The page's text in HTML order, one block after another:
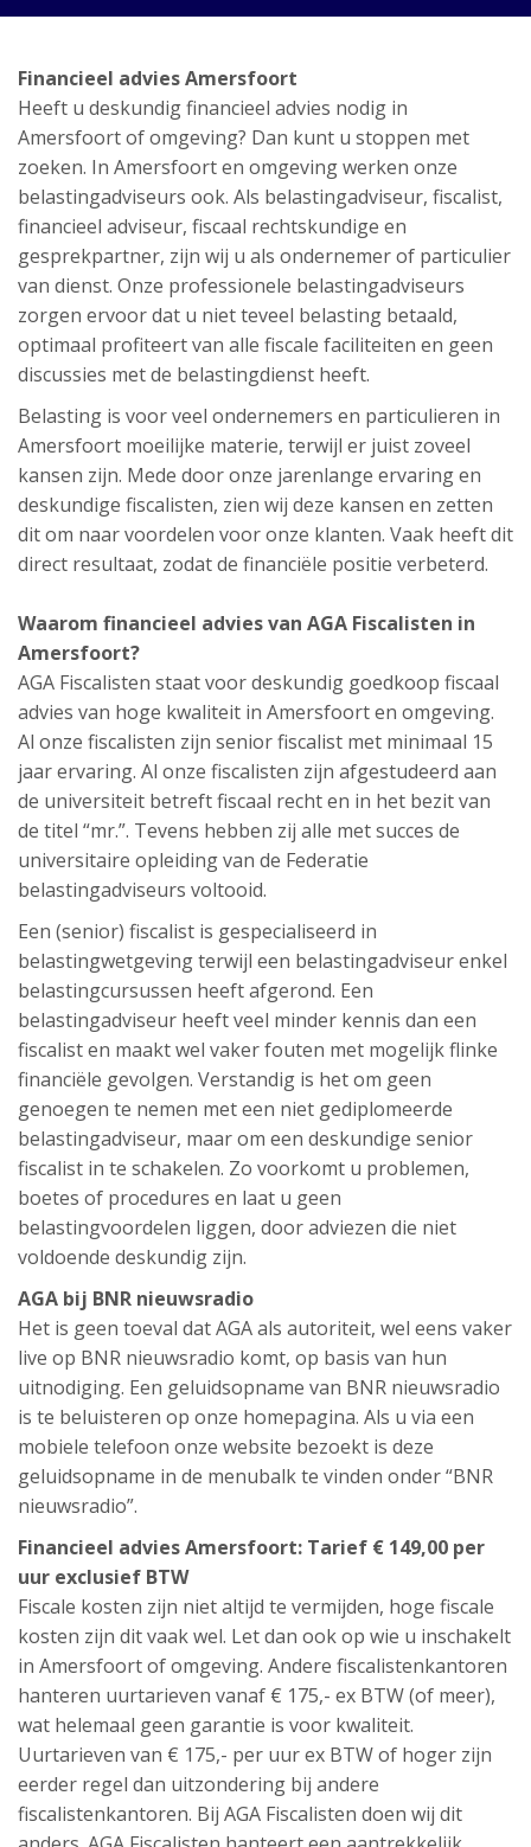
Financieel advies Amersfoort
Heeft u deskundig financieel advies nodig in
Amersfoort of omgeving? Dan kunt u stoppen met
zoeken. In Amersfoort en omgeving werken onze
belastingadviseurs ook. Als belastingadviseur, fiscalist,
financieel adviseur, fiscaal rechtskundige en
gesprekpartner, zijn wij u als ondernemer of particulier
van dienst. Onze professionele belastingadviseurs
zorgen ervoor dat u niet teveel belasting betaald,
optimaal profiteert van alle fiscale faciliteiten en geen
discussies met de belastingdienst heeft.
Belasting is voor veel ondernemers en particulieren in
Amersfoort moeilijke materie, terwijl er juist zoveel
kansen zijn. Mede door onze jarenlange ervaring en
deskundige fiscalisten, zien wij deze kansen en zetten
dit om naar voordelen voor onze klanten. Vaak heeft dit
direct resultaat, zodat de financiële positie verbeterd.
Waarom financieel advies van AGA Fiscalisten in
Amersfoort?
AGA Fiscalisten staat voor deskundig goedkoop fiscaal
advies van hoge kwaliteit in Amersfoort en omgeving.
Al onze fiscalisten zijn senior fiscalist met minimaal 15
jaar ervaring. Al onze fiscalisten zijn afgestudeerd aan
de universiteit betreft fiscaal recht en in het bezit van
de titel “mr.”. Tevens hebben zij alle met succes de
universitaire opleiding van de Federatie
belastingadviseurs voltooid.
Een (senior) fiscalist is gespecialiseerd in
belastingwetgeving terwijl een belastingadviseur enkel
belastingcursussen heeft afgerond. Een
belastingadviseur heeft veel minder kennis dan een
fiscalist en maakt wel vaker fouten met mogelijk flinke
financiële gevolgen. Verstandig is het om geen
genoegen te nemen met een niet gediplomeerde
belastingadviseur, maar om een deskundige senior
fiscalist in te schakelen. Zo voorkomt u problemen,
boetes of procedures en laat u geen
belastingvoordelen liggen, door adviezen die niet
voldoende deskundig zijn.
AGA bij BNR nieuwsradio
Het is geen toeval dat AGA als autoriteit, wel eens vaker
live op BNR nieuwsradio komt, op basis van hun
uitnodiging. Een geluidsopname van BNR nieuwsradio
is te beluisteren op onze homepagina. Als u via een
mobiele telefoon onze website bezoekt is deze
geluidsopname in de menubalk te vinden onder “BNR
nieuwsradio”.
Financieel advies Amersfoort: Tarief € 149,00 per
uur exclusief BTW
Fiscale kosten zijn niet altijd te vermijden, hoge fiscale
kosten zijn dit vaak wel. Let dan ook op wie u inschakelt
in Amersfoort of omgeving. Andere fiscalistenkantoren
hanteren uurtarieven vanaf € 175,- ex BTW (of meer),
wat helemaal geen garantie is voor kwaliteit.
Uurtarieven van € 175,- per uur ex BTW of hoger zijn
eerder regel dan uitzondering bij andere
fiscalistenkantoren. Bij AGA Fiscalisten doen wij dit